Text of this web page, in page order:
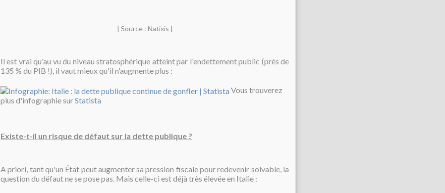
[ Source : Natixis ]
Il est vrai qu'au vu du niveau stratosphérique atteint par l'endettement public (près de
135 % du PIB !), il vaut mieux qu'il n'augmente plus :
Vous trouverez
plus d'infographie surStatista
Existe-t-il un risque de défaut sur la dette publique ?
A priori, tant qu'un État peut augmenter sa pression fiscale pour redevenir solvable, la
question du défaut ne se pose pas. Mais celle-ci est déjà très élevée en Italie :